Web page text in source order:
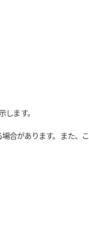
ます。
があります。また、